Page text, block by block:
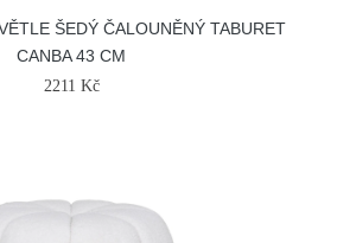
ŠEDÝ ČALOUNĚNÝ TABURET
CANBA 43 CM
2211 Kč